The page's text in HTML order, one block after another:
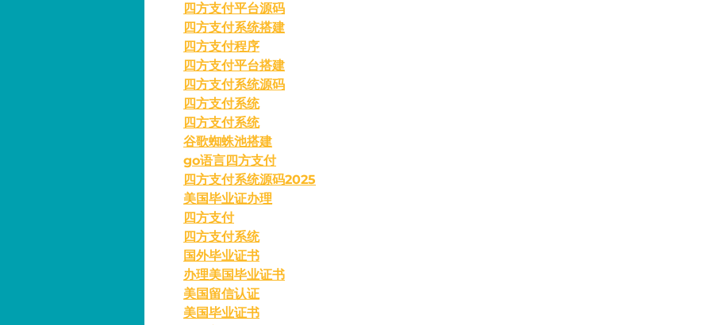
四方支付平台源码
四方支付系统搭建
四方支付程序
四方支付平台搭建
四方支付系统源码
四方支付系统
四方支付系统
谷歌蜘蛛池搭建
go语言四方支付
四方支付系统源码2025
美国毕业证办理
四方支付
四方支付系统
国外毕业证书
办理美国毕业证书
美国留信认证
美国毕业证书